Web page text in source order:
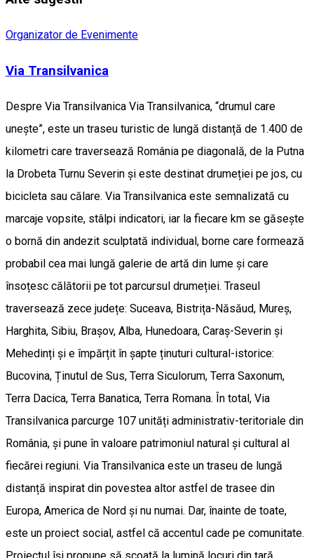
Organizator de Evenimente
Via Transilvanica
Despre Via Transilvanica Via Transilvanica, “drumul care
unește”, este un traseu turistic de lungă distanță de 1.400 de
kilometri care traversează România pe diagonală, de la Putna
la Drobeta Turnu Severin și este destinat drumeției pe jos, cu
bicicleta sau călare. Via Transilvanica este semnalizată cu
marcaje vopsite, stâlpi indicatori, iar la fiecare km se găsește
o bornă din andezit sculptată individual, borne care formează
probabil cea mai lungă galerie de artă din lume și care
însoțesc călătorii pe tot parcursul drumeției. Traseul
traversează zece județe: Suceava, Bistrița-Năsăud, Mureș,
Harghita, Sibiu, Brașov, Alba, Hunedoara, Caraș-Severin și
Mehedinți și e împărțit în șapte ținuturi cultural-istorice:
Bucovina, Ținutul de Sus, Terra Siculorum, Terra Saxonum,
Terra Dacica, Terra Banatica, Terra Romana. În total, Via
Transilvanica parcurge 107 unități administrativ-teritoriale din
România, și pune în valoare patrimoniul natural și cultural al
fiecărei regiuni. Via Transilvanica este un traseu de lungă
distanță inspirat din povestea altor astfel de trasee din
Europa, America de Nord și nu numai. Dar, înainte de toate,
este un proiect social, astfel că accentul cade pe comunitate.
Proiectul își propune să scoată la lumină locuri din țară,